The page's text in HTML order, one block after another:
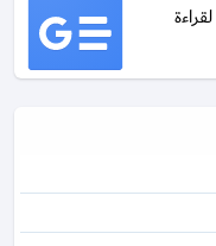
لقراءة